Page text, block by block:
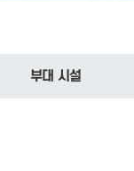
부대 시설